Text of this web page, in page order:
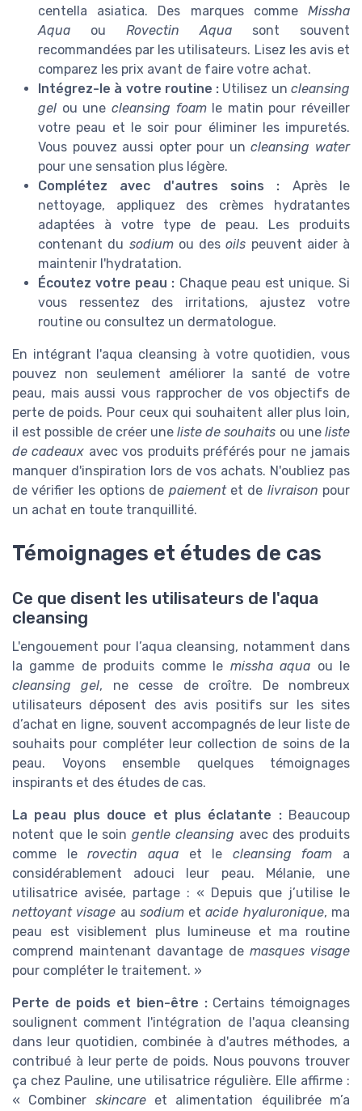
centella asiatica. Des marques comme Missha
Aqua ou Rovectin Aqua sont souvent
recommandées par les utilisateurs. Lisez les avis et
comparez les prix avant de faire votre achat.
Intégrez-le à votre routine : Utilisez uncleansing
gel ou une cleansing foamle matin pour réveiller
votre peau et le soir pour éliminer les impuretés.
Vous pouvez aussi opter pour uncleansing water
pour une sensation plus légère.
Complétez avec d'autres soins : Après le
nettoyage, appliquez des crèmes hydratantes
adaptées à votre type de peau. Les produits
contenant du sodiumou desoils peuvent aider à
maintenir l'hydratation.
Écoutez votre peau : Chaque peau est unique. Si
vous ressentez des irritations, ajustez votre
routine ou consultez un dermatologue.
En intégrant l'aqua cleansing à votre quotidien, vous
pouvez non seulement améliorer la santé de votre
peau, mais aussi vous rapprocher de vos objectifs de
perte de poids. Pour ceux qui souhaitent aller plus loin,
il est possible de créer uneliste de souhaits ou uneliste
de cadeaux avec vos produits préférés pour ne jamais
manquer d'inspiration lors de vos achats. N'oubliez pas
de vérifier les options de paiementet de livraison pour
un achat en toute tranquillité.
Témoignages et études de cas
Ce que disent les utilisateurs de l'aqua
cleansing
L'engouement pour l’aqua cleansing, notamment dans
la gamme de produits comme le missha aqua ou le
cleansing gel, ne cesse de croître. De nombreux
utilisateurs déposent des avis positifs sur les sites
d’achat en ligne, souvent accompagnés de leur liste de
souhaits pour compléter leur collection de soins de la
peau. Voyons ensemble quelques témoignages
inspirants et des études de cas.
La peau plus douce et plus éclatante :Beaucoup
notent que le soin gentle cleansing avec des produits
comme lerovectin aquaet le cleansing foam a
considérablement adouci leur peau. Mélanie, une
utilisatrice avisée, partage : « Depuis que j’utilise le
nettoyant visage au sodiumetacide hyaluronique, ma
peau est visiblement plus lumineuse et ma routine
comprend maintenant davantage de masques visage
pour compléter le traitement. »
Perte de poids et bien-être :Certains témoignages
soulignent comment l'intégration de l'aqua cleansing
dans leur quotidien, combinée à d'autres méthodes, a
contribué à leur perte de poids. Nous pouvons trouver
ça chez Pauline, une utilisatrice régulière. Elle affirme :
« Combiner skincareet alimentation équilibrée m’a